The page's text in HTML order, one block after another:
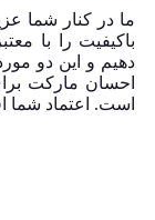
ما در کنار شما
باکیفیت را با
دهیم و این دو
احسان مارکت
است. اعتماد شما